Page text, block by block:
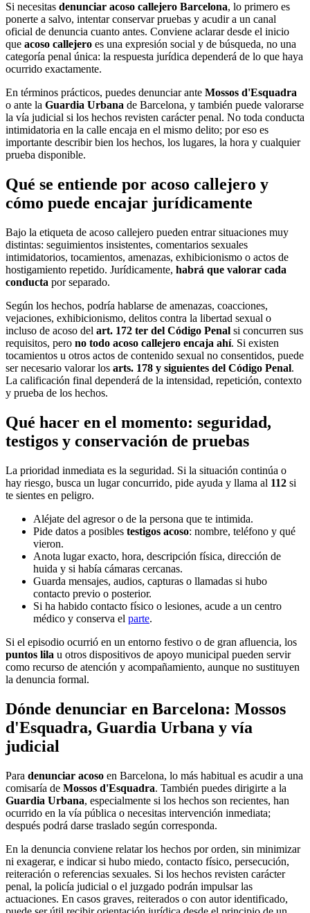
Si necesitas denunciar acoso callejero Barcelona, lo primero es
ponerte a salvo, intentar conservar pruebas y acudir a un canal
oficial de denuncia cuanto antes. Conviene aclarar desde el inicio
que acoso callejero es una expresión social y de búsqueda, no una
categoría penal única: la respuesta jurídica dependerá de lo que haya
ocurrido exactamente.
En términos prácticos, puedes denunciar ante Mossos d'Esquadra
o ante la Guardia Urbana de Barcelona, y también puede valorarse
la vía judicial si los hechos revisten carácter penal. No toda conducta
intimidatoria en la calle encaja en el mismo delito; por eso es
importante describir bien los hechos, los lugares, la hora y cualquier
prueba disponible.
Qué se entiende por acoso callejero y
cómo puede encajar jurídicamente
Bajo la etiqueta de acoso callejero pueden entrar situaciones muy
distintas: seguimientos insistentes, comentarios sexuales
intimidatorios, tocamientos, amenazas, exhibicionismo o actos de
hostigamiento repetido. Jurídicamente, habrá que valorar cada
conducta por separado.
Según los hechos, podría hablarse de amenazas, coacciones,
vejaciones, exhibicionismo, delitos contra la libertad sexual o
incluso de acoso del art. 172 ter del Código Penal si concurren sus
requisitos, pero no todo acoso callejero encaja ahí. Si existen
tocamientos u otros actos de contenido sexual no consentidos, puede
ser necesario valorar los arts. 178 y siguientes del Código Penal.
La calificación final dependerá de la intensidad, repetición, contexto
y prueba de los hechos.
Qué hacer en el momento: seguridad,
testigos y conservación de pruebas
La prioridad inmediata es la seguridad. Si la situación continúa o
hay riesgo, busca un lugar concurrido, pide ayuda y llama al 112 si
te sientes en peligro.
Aléjate del agresor o de la persona que te intimida.
Pide datos a posibles testigos acoso: nombre, teléfono y qué
vieron.
Anota lugar exacto, hora, descripción física, dirección de
huida y si había cámaras cercanas.
Guarda mensajes, audios, capturas o llamadas si hubo
contacto previo o posterior.
Si ha habido contacto físico o lesiones, acude a un centro
médico y conserva el parte.
Si el episodio ocurrió en un entorno festivo o de gran afluencia, los
puntos lila u otros dispositivos de apoyo municipal pueden servir
como recurso de atención y acompañamiento, aunque no sustituyen
la denuncia formal.
Dónde denunciar en Barcelona: Mossos
d'Esquadra, Guardia Urbana y vía
judicial
Para denunciar acoso en Barcelona, lo más habitual es acudir a una
comisaría de Mossos d'Esquadra. También puedes dirigirte a la
Guardia Urbana, especialmente si los hechos son recientes, han
ocurrido en la vía pública o necesitas intervención inmediata;
después podrá darse traslado según corresponda.
En la denuncia conviene relatar los hechos por orden, sin minimizar
ni exagerar, e indicar si hubo miedo, contacto físico, persecución,
reiteración o referencias sexuales. Si los hechos revisten carácter
penal, la policía judicial o el juzgado podrán impulsar las
actuaciones. En casos graves, reiterados o con autor identificado,